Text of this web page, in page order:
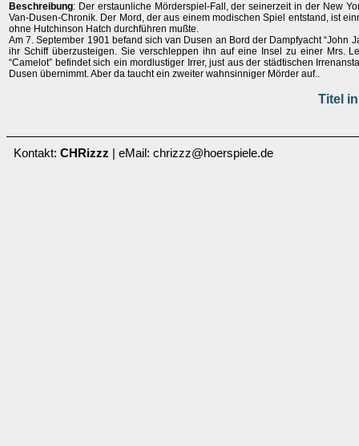
Beschreibung: Der erstaunliche Mörderspiel-Fall, der seinerzeit in der New
Van-Dusen-Chronik. Der Mord, der aus einem modischen Spiel entstand, ist
ohne Hutchinson Hatch durchführen mußte.
Am 7. September 1901 befand sich van Dusen an Bord der Dampfyacht “John
ihr Schiff überzusteigen. Sie verschleppen ihn auf eine Insel zu einer Mrs.
“Camelot” befindet sich ein mordlustiger Irrer, just aus der städtischen
Dusen übernimmt. Aber da taucht ein zweiter wahnsinniger Mörder auf..
Titel
Kontakt: CHRizzz | eMail: chrizzz@hoerspiele.de